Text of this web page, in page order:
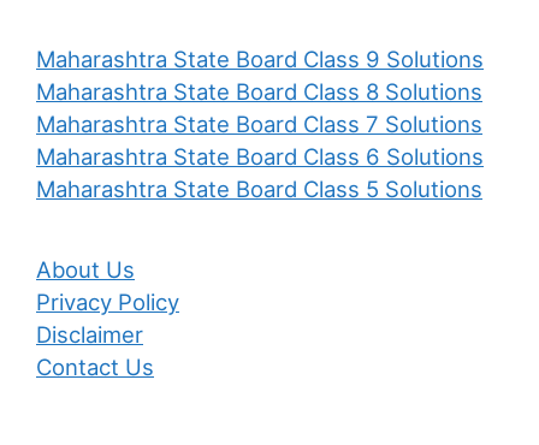
Maharashtra State Board Class 9 Solutions
Maharashtra State Board Class 8 Solutions
Maharashtra State Board Class 7 Solutions
Maharashtra State Board Class 6 Solutions
Maharashtra State Board Class 5 Solutions
About Us
Privacy Policy
Disclaimer
Contact Us